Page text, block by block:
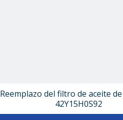
Reemplazo del filtro de aceite
42Y15H0S92